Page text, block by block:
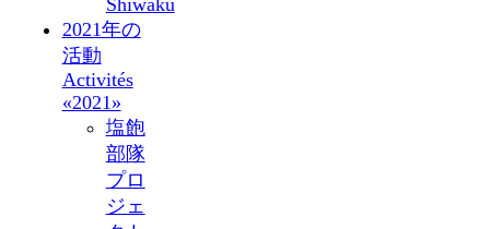
Shiwaku
2021年の
活動
Activités
«2021»
塩飽
部隊
プロ
ジェ